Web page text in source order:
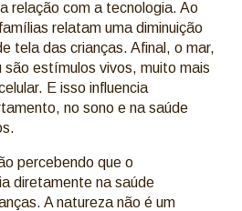
relação com a tecnologia. Ao
relatam uma diminuição
tela das crianças. Afinal, o mar,
são estímulos vivos, muito mais
E isso influencia
no sono e na saúde
percebendo que o
diretamente na saúde
A natureza não é um